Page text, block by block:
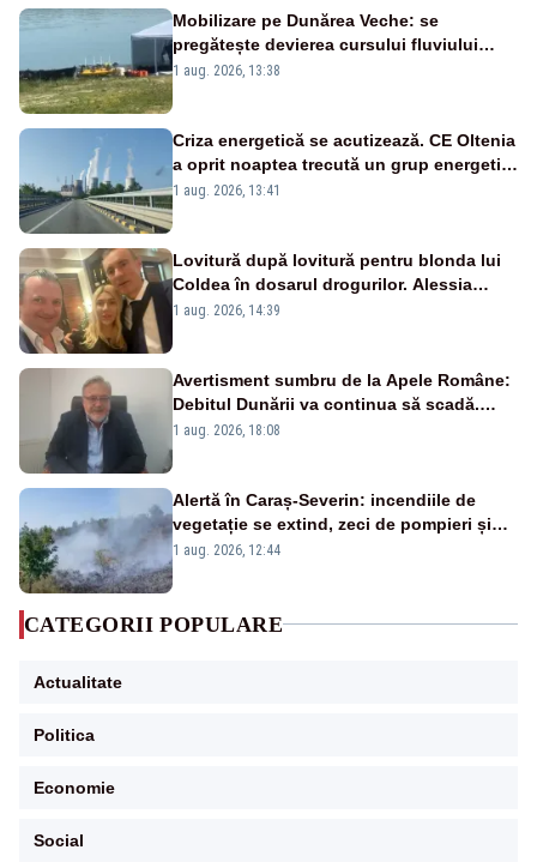
Mobilizare pe Dunărea Veche: se
pregătește devierea cursului fluviului
către Cernavodă – VIDEO
1 aug. 2026, 13:38
Criza energetică se acutizează. CE Oltenia
a oprit noaptea trecută un grup energetic
de la Rovinari
1 aug. 2026, 13:41
Lovitură după lovitură pentru blonda lui
Coldea în dosarul drogurilor. Alessia
Păcuraru explică decizia magistraților
1 aug. 2026, 14:39
Avertisment sumbru de la Apele Române:
Debitul Dunării va continua să scadă.
Cernavodă s-ar putea închide în 4 zile
1 aug. 2026, 18:08
Alertă în Caraș-Severin: incendiile de
vegetație se extind, zeci de pompieri și
silvicultori se luptă cu flăcările - VIDEO
1 aug. 2026, 12:44
CATEGORII POPULARE
Actualitate
Politica
Economie
Social